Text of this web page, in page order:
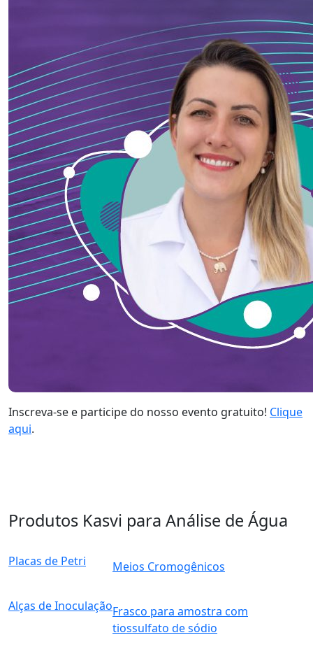
Inscreva-se e participe do nosso evento gratuito! Clique
aqui.
Produtos Kasvi para Análise de Água
Placas de Petri
Alças de Inoculação
Meios Cromogênicos
Frasco para amostra com
tiossulfato de sódio